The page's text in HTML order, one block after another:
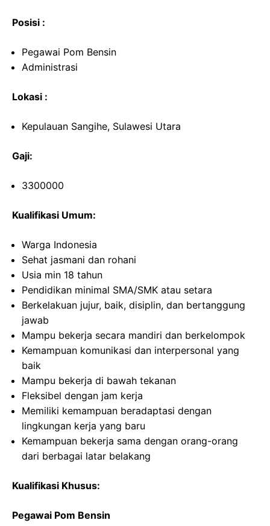
Posisi :
Pegawai Pom Bensin
Administrasi
Lokasi :
Kepulauan Sangihe, Sulawesi Utara
Gaji:
3300000
Kualifikasi Umum:
Warga Indonesia
Sehat jasmani dan rohani
Usia min 18 tahun
Pendidikan minimal SMA/SMK atau setara
Berkelakuan jujur, baik, disiplin, dan bertanggung
jawab
Mampu bekerja secara mandiri dan berkelompok
Kemampuan komunikasi dan interpersonal yang
baik
Mampu bekerja di bawah tekanan
Fleksibel dengan jam kerja
Memiliki kemampuan beradaptasi dengan
lingkungan kerja yang baru
Kemampuan bekerja sama dengan orang-orang
dari berbagai latar belakang
Kualifikasi Khusus:
Pegawai Pom Bensin